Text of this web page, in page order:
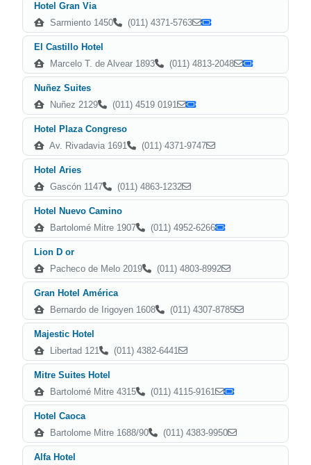
Hotel Gran Via
Sarmiento 1450
(011) 4371-5763
El Castillo Hotel
Marcelo T. de Alvear 1893
(011) 4813-2048
Nuñez Suites
Nuñez 2129
(011) 4519 0191
Hotel Plaza Congreso
Av. Rivadavia 1691
(011) 4371-9747
Hotel Aries
Gascón 1147
(011) 4863-1232
Hotel Nuevo Camino
Bartolomé Mitre 1907
(011) 4952-6266
Lion D or
Pacheco de Melo 2019
(011) 4803-8992
Gran Hotel América
Bernardo de Irigoyen 1608
(011) 4307-8785
Majestic Hotel
Libertad 121
(011) 4382-6441
Mitre Suites Hotel
Bartolomé Mitre 4315
(011) 4115-9161
Hotel Caoca
Bartolome Mitre 1688/90
(011) 4383-9950
Alfa Hotel